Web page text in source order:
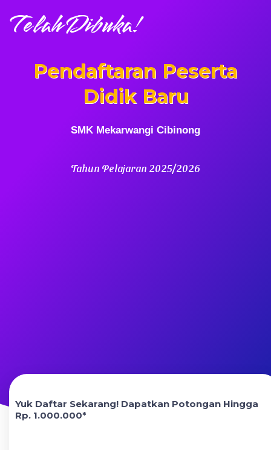
Telah Dibuka!
Pendaftaran Peserta
Didik Baru
SMK Mekarwangi Cibinong
Tahun Pelajaran 2025/2026
Yuk Daftar Sekarang! Dapatkan Potongan Hingga
Rp. 1.000.000*